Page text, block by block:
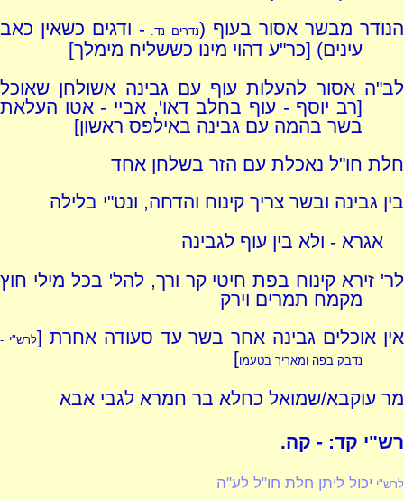
הנודר מבשר אסור בעוף (נדרים נד. - ודגים כשאין כאב
עינים) [כר"ע דהוי מינו כששליח מימלך]
לב"ה אסור להעלות עוף עם גבינה אשולחן שאוכל
[רב יוסף - עוף בחלב דאו', אביי - אטו העלאת
בשר בהמה עם גבינה באילפס ראשון]
חלת חו"ל נאכלת עם הזר בשלחן אחד
בין גבינה ובשר צריך קינוח והדחה, ונט"י בלילה
אגרא - ולא בין עוף לגבינה
לר' זירא קינוח בפת חיטי קר ורך, להל' בכל מילי חוץ
מקמח תמרים וירק
אין אוכלים גבינה אחר בשר עד סעודה אחרת [לרש"י -
נדבק בפה ומאריך בטעמו]
מר עוקבא/שמואל כחלא בר חמרא לגבי אבא
רש"י קד: - קה.
לרש"י יכול ליתן חלת חו"ל לע"ה